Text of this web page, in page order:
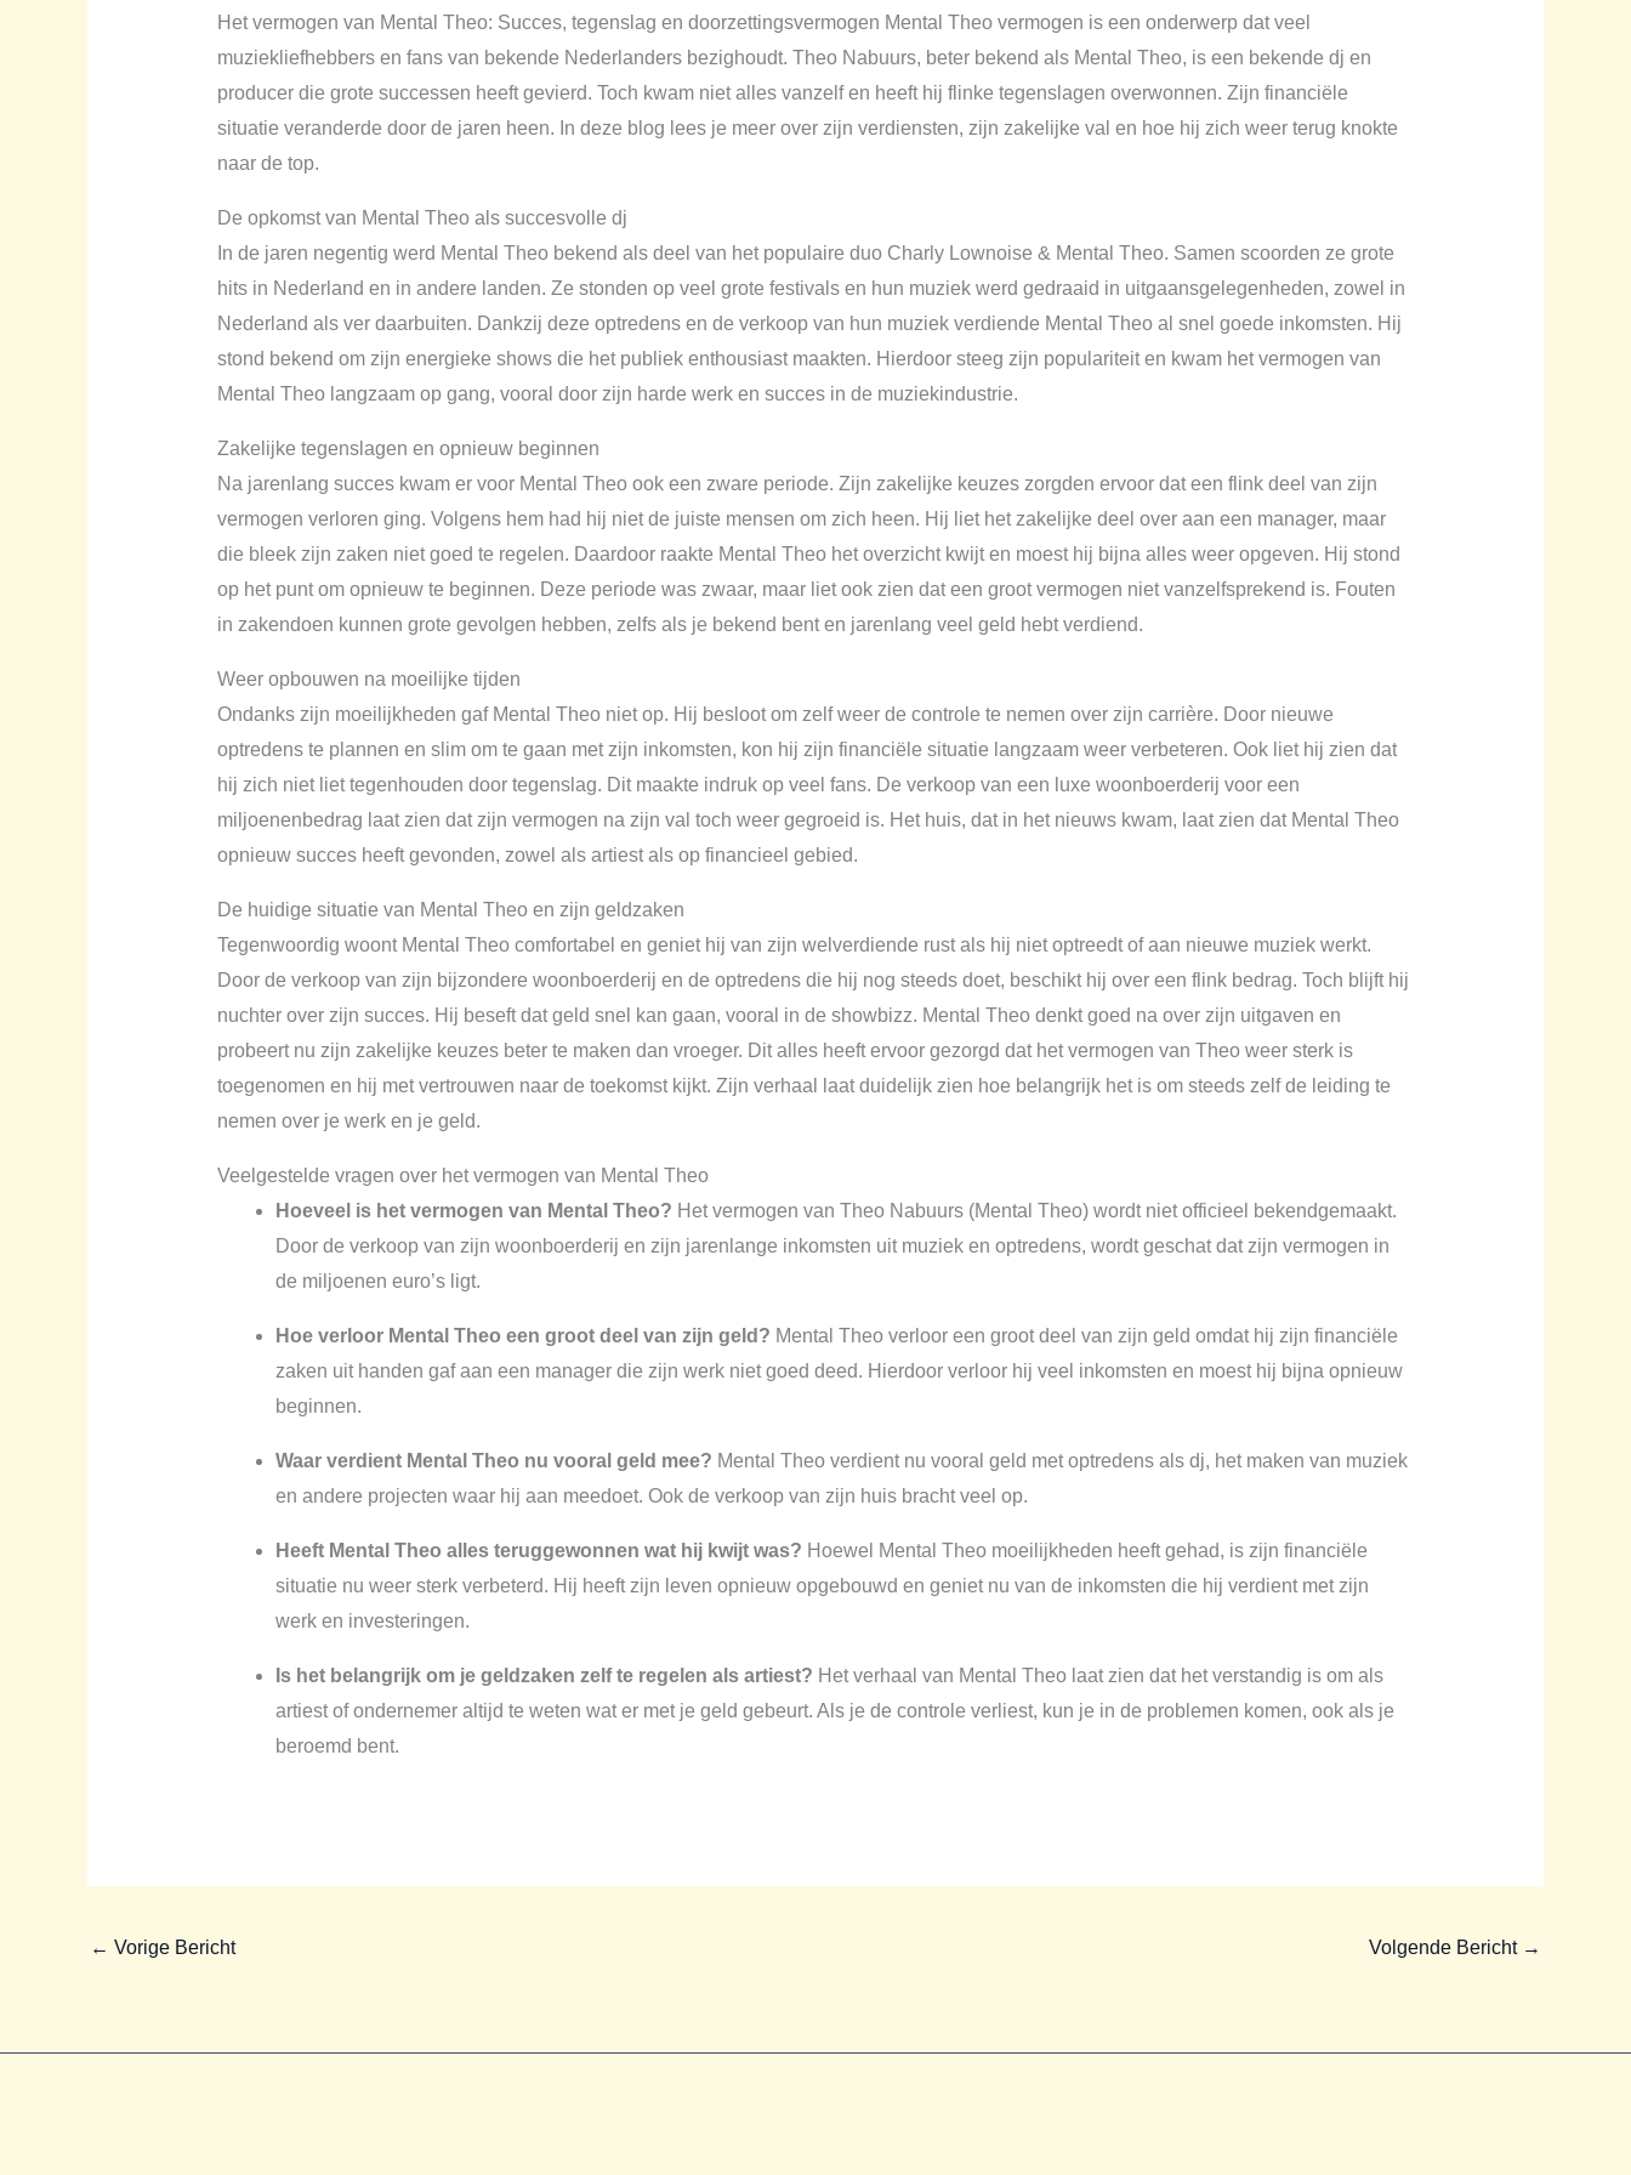
Het vermogen van Mental Theo: Succes, tegenslag en doorzettingsvermogen Mental Theo vermogen is een onderwerp dat veel
muziekliefhebbers en fans van bekende Nederlanders bezighoudt. Theo Nabuurs, beter bekend als Mental Theo, is een bekende dj en
producer die grote successen heeft gevierd. Toch kwam niet alles vanzelf en heeft hij flinke tegenslagen overwonnen. Zijn financiële
situatie veranderde door de jaren heen. In deze blog lees je meer over zijn verdiensten, zijn zakelijke val en hoe hij zich weer terug knokte
naar de top.
De opkomst van Mental Theo als succesvolle dj
In de jaren negentig werd Mental Theo bekend als deel van het populaire duo Charly Lownoise & Mental Theo. Samen scoorden ze grote
hits in Nederland en in andere landen. Ze stonden op veel grote festivals en hun muziek werd gedraaid in uitgaansgelegenheden, zowel in
Nederland als ver daarbuiten. Dankzij deze optredens en de verkoop van hun muziek verdiende Mental Theo al snel goede inkomsten. Hij
stond bekend om zijn energieke shows die het publiek enthousiast maakten. Hierdoor steeg zijn populariteit en kwam het vermogen van
Mental Theo langzaam op gang, vooral door zijn harde werk en succes in de muziekindustrie.
Zakelijke tegenslagen en opnieuw beginnen
Na jarenlang succes kwam er voor Mental Theo ook een zware periode. Zijn zakelijke keuzes zorgden ervoor dat een flink deel van zijn
vermogen verloren ging. Volgens hem had hij niet de juiste mensen om zich heen. Hij liet het zakelijke deel over aan een manager, maar
die bleek zijn zaken niet goed te regelen. Daardoor raakte Mental Theo het overzicht kwijt en moest hij bijna alles weer opgeven. Hij stond
op het punt om opnieuw te beginnen. Deze periode was zwaar, maar liet ook zien dat een groot vermogen niet vanzelfsprekend is. Fouten
in zakendoen kunnen grote gevolgen hebben, zelfs als je bekend bent en jarenlang veel geld hebt verdiend.
Weer opbouwen na moeilijke tijden
Ondanks zijn moeilijkheden gaf Mental Theo niet op. Hij besloot om zelf weer de controle te nemen over zijn carrière. Door nieuwe
optredens te plannen en slim om te gaan met zijn inkomsten, kon hij zijn financiële situatie langzaam weer verbeteren. Ook liet hij zien dat
hij zich niet liet tegenhouden door tegenslag. Dit maakte indruk op veel fans. De verkoop van een luxe woonboerderij voor een
miljoenenbedrag laat zien dat zijn vermogen na zijn val toch weer gegroeid is. Het huis, dat in het nieuws kwam, laat zien dat Mental Theo
opnieuw succes heeft gevonden, zowel als artiest als op financieel gebied.
De huidige situatie van Mental Theo en zijn geldzaken
Tegenwoordig woont Mental Theo comfortabel en geniet hij van zijn welverdiende rust als hij niet optreedt of aan nieuwe muziek werkt.
Door de verkoop van zijn bijzondere woonboerderij en de optredens die hij nog steeds doet, beschikt hij over een flink bedrag. Toch blijft hij
nuchter over zijn succes. Hij beseft dat geld snel kan gaan, vooral in de showbizz. Mental Theo denkt goed na over zijn uitgaven en
probeert nu zijn zakelijke keuzes beter te maken dan vroeger. Dit alles heeft ervoor gezorgd dat het vermogen van Theo weer sterk is
toegenomen en hij met vertrouwen naar de toekomst kijkt. Zijn verhaal laat duidelijk zien hoe belangrijk het is om steeds zelf de leiding te
nemen over je werk en je geld.
Veelgestelde vragen over het vermogen van Mental Theo
Hoeveel is het vermogen van Mental Theo? Het vermogen van Theo Nabuurs (Mental Theo) wordt niet officieel bekendgemaakt.
Door de verkoop van zijn woonboerderij en zijn jarenlange inkomsten uit muziek en optredens, wordt geschat dat zijn vermogen in
de miljoenen euro’s ligt.
Hoe verloor Mental Theo een groot deel van zijn geld? Mental Theo verloor een groot deel van zijn geld omdat hij zijn financiële
zaken uit handen gaf aan een manager die zijn werk niet goed deed. Hierdoor verloor hij veel inkomsten en moest hij bijna opnieuw
beginnen.
Waar verdient Mental Theo nu vooral geld mee? Mental Theo verdient nu vooral geld met optredens als dj, het maken van muziek
en andere projecten waar hij aan meedoet. Ook de verkoop van zijn huis bracht veel op.
Heeft Mental Theo alles teruggewonnen wat hij kwijt was? Hoewel Mental Theo moeilijkheden heeft gehad, is zijn financiële
situatie nu weer sterk verbeterd. Hij heeft zijn leven opnieuw opgebouwd en geniet nu van de inkomsten die hij verdient met zijn
werk en investeringen.
Is het belangrijk om je geldzaken zelf te regelen als artiest? Het verhaal van Mental Theo laat zien dat het verstandig is om als
artiest of ondernemer altijd te weten wat er met je geld gebeurt. Als je de controle verliest, kun je in de problemen komen, ook als je
beroemd bent.
← Vorige Bericht Volgende Bericht →